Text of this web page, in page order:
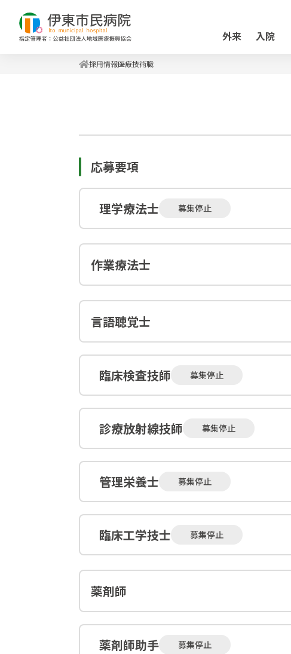
外来 入院
採用情報医療技術職
応募要項
理学療法士 募集停止
作業療法士
言語聴覚士
臨床検査技師 募集停止
診療放射線技師 募集停止
管理栄養士 募集停止
臨床工学技士 募集停止
薬剤師
薬剤師助手 募集停止